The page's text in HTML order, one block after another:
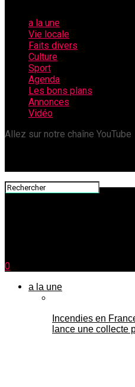
a la une
Vie locale
Faits divers
Culture
Sport
Agenda
Les bons plans
Annonces
Vidéo
Allez sur notre chaîne YouTube
0
a la une
Incendies en
lance une collecte